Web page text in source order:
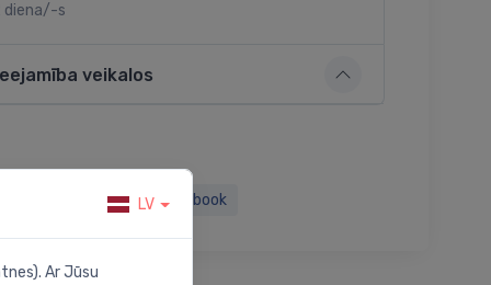
diena/-s
veikalos
Facebook
LV
Ar Jūsu